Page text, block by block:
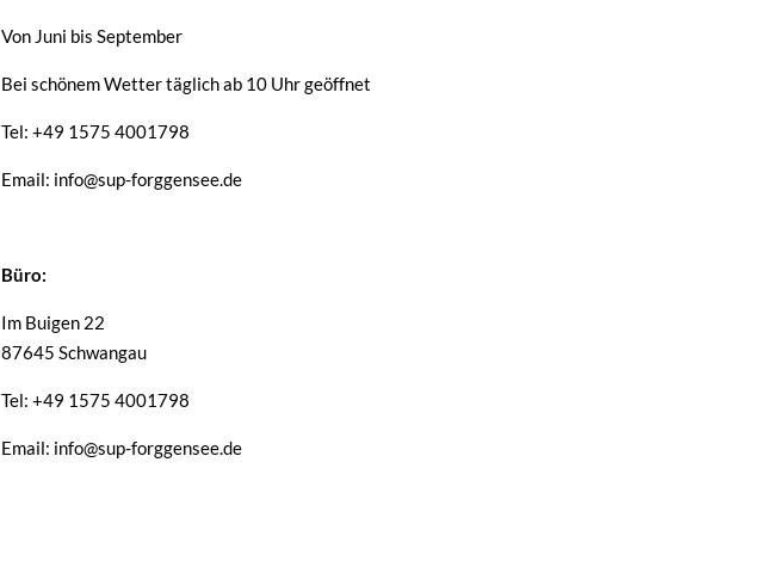
Von Juni bis September
Bei schönem Wetter täglich ab 10 Uhr geöffnet
Tel: +49 1575 4001798
Email: info@sup-forggensee.de
Büro:
Im Buigen 22
87645 Schwangau
Tel: +49 1575 4001798
Email: info@sup-forggensee.de